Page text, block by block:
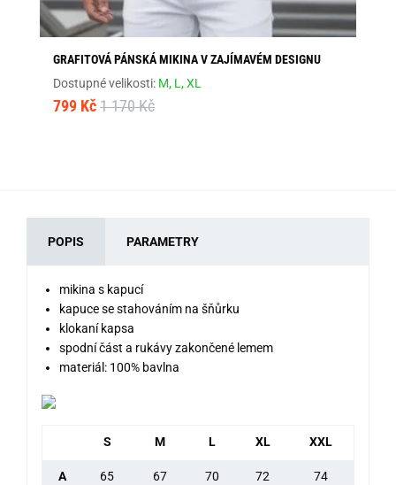
GRAFITOVÁ PÁNSKÁ MIKINA V ZAJÍMAVÉM DESIGNU
Dostupné velikosti: M, L,XL
799 Kč 1 170 Kč
POPIS PARAMETRY
mikina s kapucí
kapuce se stahováním na šňůrku
klokaní kapsa
spodní část a rukávy zakončené lemem
materiál: 100% bavlna
S M L XL XXL
A 65 67 70 72 74